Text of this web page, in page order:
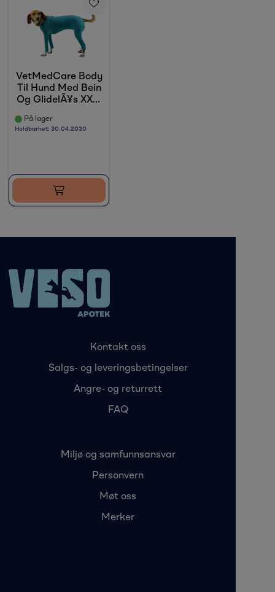
VetMedCare Body
Til Hund Med Bein
Og GlidelÃ¥s XXL,
På lager
Holdbarhet: 30.04.2030
Kontakt oss
Salgs- og leveringsbetingelser
Angre- og returrett
FAQ
Miljø og samfunnsansvar
Personvern
Møt oss
Merker